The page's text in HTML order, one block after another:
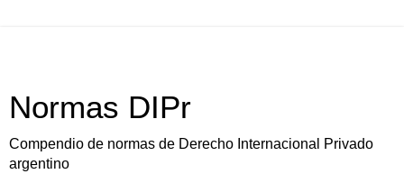
Normas DIPr
Compendio de normas de Derecho Internacional Privado
argentino